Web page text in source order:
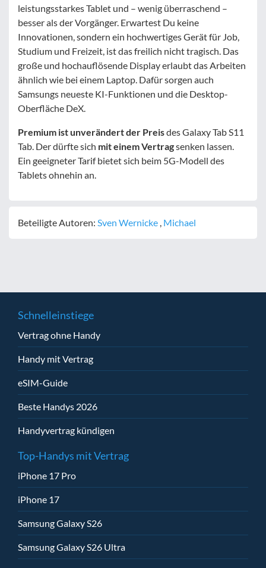
leistungsstarkes Tablet und – wenig überraschend –
besser als der Vorgänger. Erwartest Du keine
Innovationen, sondern ein hochwertiges Gerät für Job,
Studium und Freizeit, ist das freilich nicht tragisch. Das
große und hochauflösende Display erlaubt das Arbeiten
ähnlich wie bei einem Laptop. Dafür sorgen auch
Samsungs neueste KI-Funktionen und die Desktop-
Oberfläche DeX.
Premium ist unverändert der Preisdes Galaxy Tab S11
Tab. Der dürfte sich mit einem Vertragsenken lassen.
Ein geeigneter Tarif bietet sich beim 5G-Modell des
Tablets ohnehin an.
Beteiligte Autoren: Sven Wernicke , Michael
Schnelleinstiege
Vertrag ohne Handy
Handy mit Vertrag
eSIM-Guide
Beste Handys 2026
Handyvertrag kündigen
Top-Handys mit Vertrag
iPhone 17 Pro
iPhone 17
Samsung Galaxy S26
Samsung Galaxy S26 Ultra